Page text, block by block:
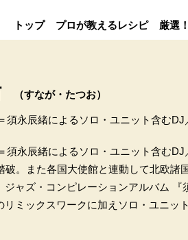
トップ プロが教えるレシピ 厳選
（すなが・たつお）
須永辰緒によるソロ・ユニット含む
須永辰緒によるソロ・ユニット含む
破。また各国大使館と連動して北欧諸
ジャズ・コンピレーションアルバム
リミックスワークに加えソロ・ユニッ